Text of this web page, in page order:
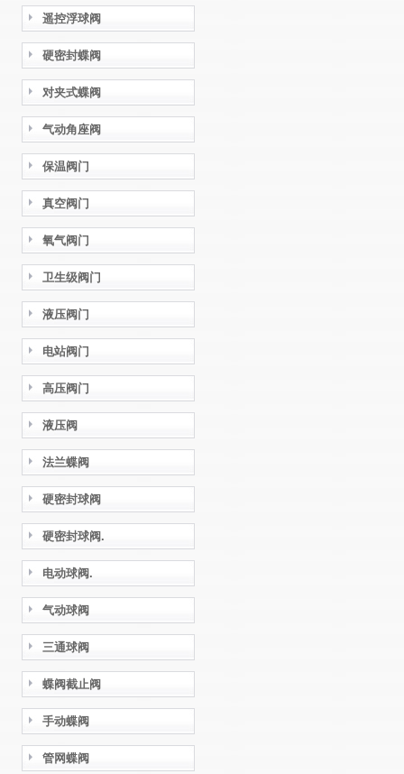
遥控浮球阀
硬密封蝶阀
对夹式蝶阀
气动角座阀
保温阀门
真空阀门
氧气阀门
卫生级阀门
液压阀门
电站阀门
高压阀门
液压阀
法兰蝶阀
硬密封球阀
硬密封球阀.
电动球阀.
气动球阀
三通球阀
蝶阀截止阀
手动蝶阀
管网蝶阀